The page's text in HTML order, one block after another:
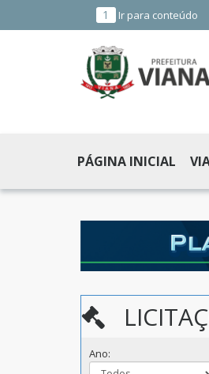
1 Ir para conteúdo
DE
VIANA
ES
PÁGINA INICIAL
Ano: